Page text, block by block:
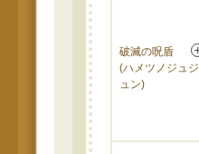
破滅の呪盾
(ハメツノジュジ
ュン)